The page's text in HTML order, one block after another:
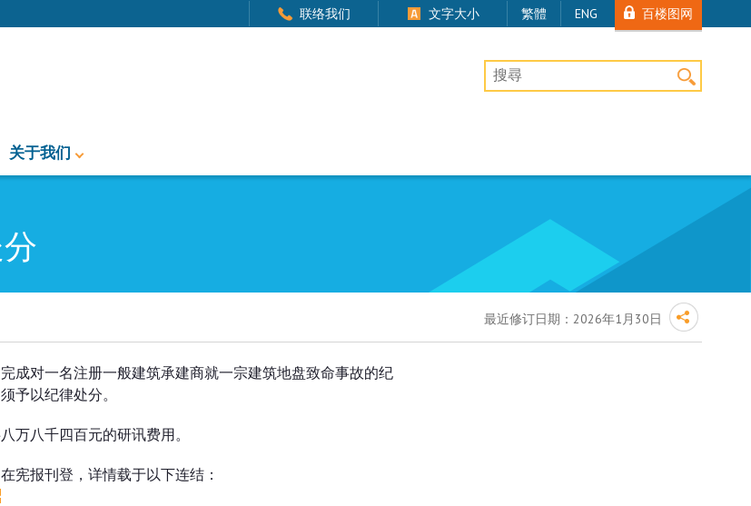
联络我们 文字大小 繁體 ENG 百楼图网
桌上版网站搜寻
关于我们
最近修订日期：2026年1月30日
成对一名注册一般建筑承建商就一宗建筑地盘致命事故的纪
予以纪律处分。
万八千四百元的研讯费用。
宪报刊登，详情载于以下连结：